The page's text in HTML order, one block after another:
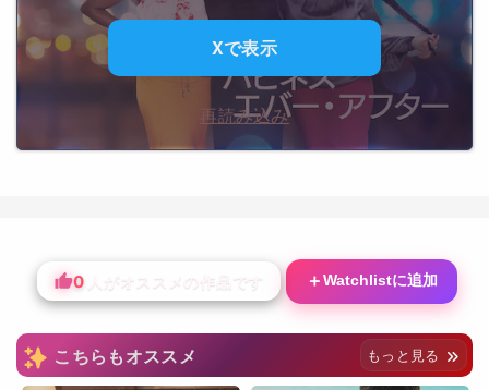
Xで表示
再読み込み
0 人がオススメの作品です ＋Watchlistに追加
こちらもオススメ もっと見る